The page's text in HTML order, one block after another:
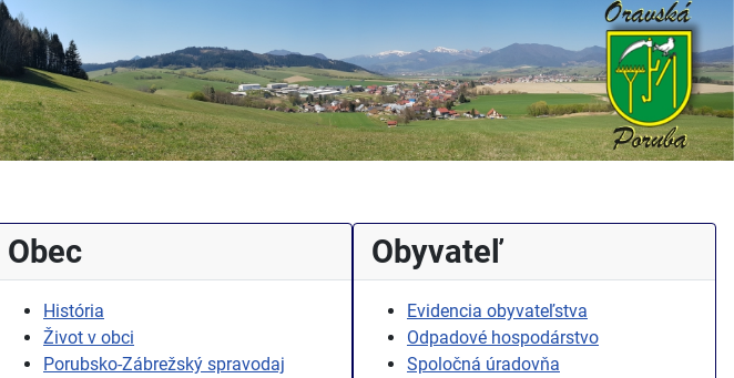
Obec
História
Život v obci
Porubsko-Zábrežský spravodaj
Obyvateľ
Evidencia obyvateľstva
Odpadové hospodárstvo
Spoločná úradovňa